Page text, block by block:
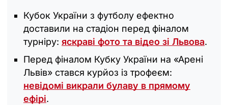
Кубок України з футболу ефектно
доставили на стадіон перед фіналом
турніру: яскраві фото та відео зі Львова.
Перед фіналом Кубку України на «Арені
Львів» стався курйоз із трофеєм:
невідомі викрали булаву в прямому
ефірі.